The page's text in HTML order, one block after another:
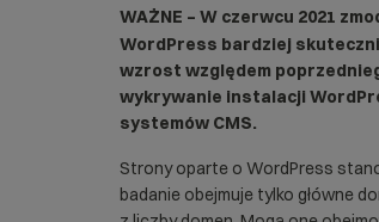
WAŻNE – W czerwcu 2021
WordPress bardziej
wzrost względem
wykrywanie instalacji
systemów CMS.
Strony oparte o WordPress
badanie obejmuje tylko główne